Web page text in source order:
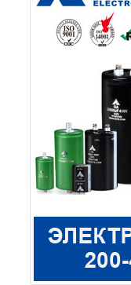
PHOENIX
POSITRONIC
TE CONNECTIVITY
TURBO
XINYA (XINLAIYA)
КИТАЙ